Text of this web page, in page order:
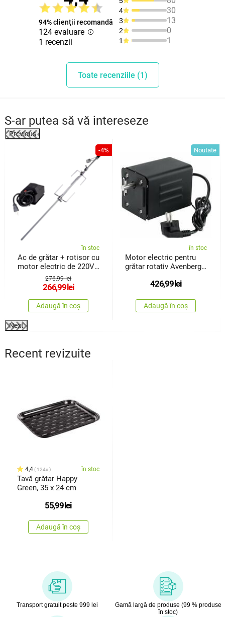
94% clienţii recomandă
124 evaluare
1 recenzii
4 30
3 13
2 0
1 1
Toate recenziile (1)
S-ar putea să vă intereseze
Previous
-4%
în stoc
Ac de grătar + rotisor cu
motor electric de 220V
276,99 lei
266,99 lei
Adaugă în coș
Noutate
în stoc
Motor electric pentru
grătar rotativ Avenberg
426,99 lei
Adaugă în coș
Next
Recent revizuite
4,4 124x în stoc
Tavă grătar Happy
Green, 35 x 24 cm
55,99lei
Adaugă în coș
Transport gratuit peste 999 lei
Gamă largă de produse (99 % produse
în stoc)